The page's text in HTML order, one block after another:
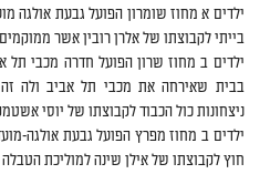
בייתי לקבוצתו של אלרן רובין אשר
ניצחונות כול הכבוד לקבוצתו של יוסי
חוץ לקבוצתו של אילן שינה למוליכת